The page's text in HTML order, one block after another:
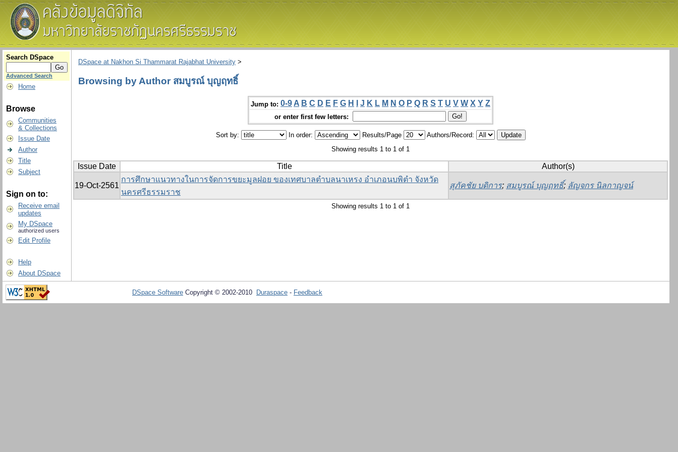
Search DSpace
Advanced Search
Home
Browse
Communities
& Collections
Issue Date
Author
Title
Subject
Sign on to:
Receive email
updates
My DSpace
authorized users
Edit Profile
Help
About DSpace
DSpace at Nakhon Si Thammarat Rajabhat University >
Browsing by Author สมบูรณ์ บุญฤทธิ์
Jump to: 0-9 A B C D E F G H J K L M N O P Q R S T U V W X Y Z
or enter first few letters:
Sort by: In order: Results/Page
Authors/Record:
Showing results 1 to 1 of 1
Issue Date Title Author(s)
19-Oct-2561
การศึกษาแนวทางในการจัดการขยะมูลฝอย ของเทศบาลตำบลนาเหรง อำเภอนบพิตำ จังหวัด
นครศรีธรรมราช
สุภัคชัย บดิการ; สมบูรณ์ บุญฤทธิ์; ลัญจกร นิลกาญจน์
Showing results 1 to 1 of 1
DSpace Software Copyright © 2002-2010 Duraspace - Feedback